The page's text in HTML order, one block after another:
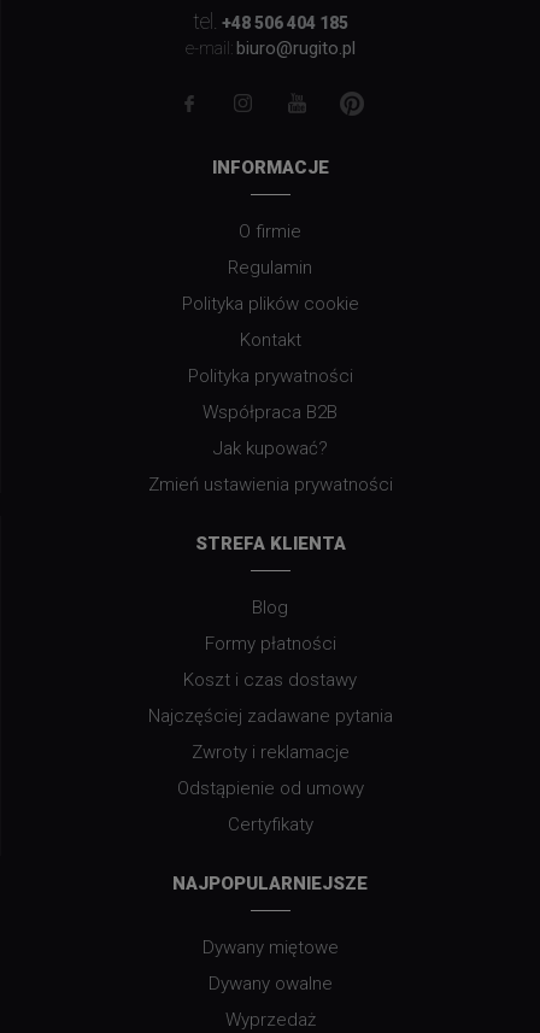
tel.
+48 506 404 185
e-mail: biuro@rugito.pl
INFORMACJE
O firmie
Regulamin
Polityka plików cookie
Kontakt
Polityka prywatności
Współpraca B2B
Jak kupować?
Zmień ustawienia prywatności
STREFA KLIENTA
Blog
Formy płatności
Koszt i czas dostawy
Najczęściej zadawane pytania
Zwroty i reklamacje
Odstąpienie od umowy
Certyfikaty
NAJPOPULARNIEJSZE
Dywany miętowe
Dywany owalne
Wyprzedaż